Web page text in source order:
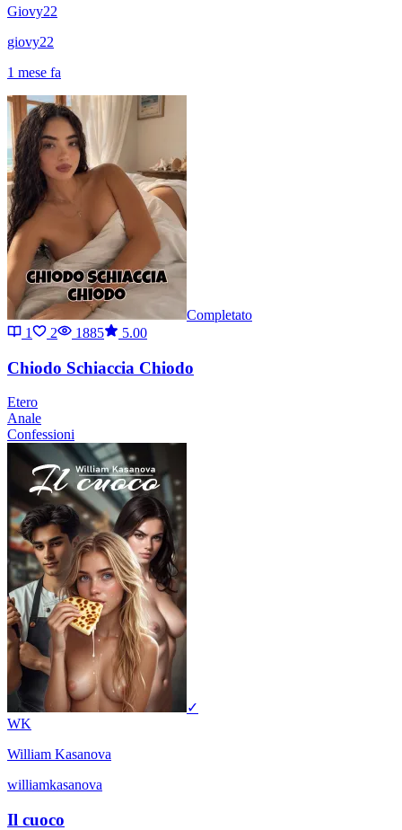
Giovy22
giovy22
1 mese fa
Completato
1
2 1885 5.00
Chiodo Schiaccia Chiodo
Etero
Anale
Confessioni
✓
WK
William Kasanova
williamkasanova
Il cuoco